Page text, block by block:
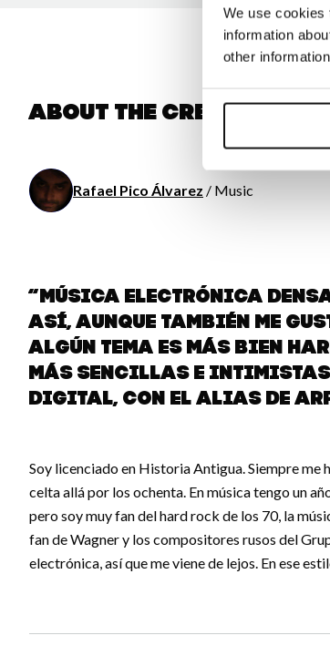
We use cookies
information
other
About the creator
Rafael Pico Álvarez / Music
“Música electrónica
así, aunque también me
algún tema es más bien
más sencillas e intimistas.
digital, con el alias de
Soy licenciado en Historia Antigua. Siempre me
celta allá por los ochenta. En música tengo un
pero soy muy fan del hard rock de los 70, la
fan de Wagner y los compositores rusos del
electrónica, así que me viene de lejos. En ese